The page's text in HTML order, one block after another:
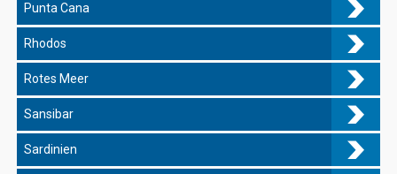
Punta Cana
Rhodos
Rotes Meer
Sansibar
Sardinien